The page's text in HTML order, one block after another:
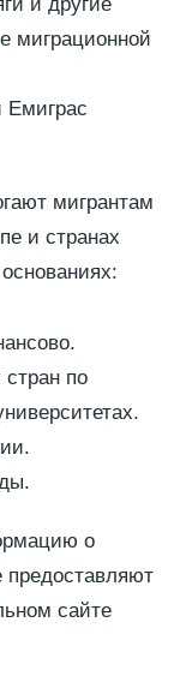
миграционной
Емиграс
мигрантам
и странах
по
о
предоставляют
сайте